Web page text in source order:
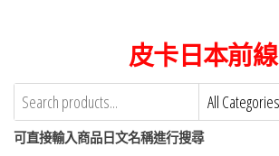
content
皮卡日本前線
可直接輸入商品日文名稱進行搜尋